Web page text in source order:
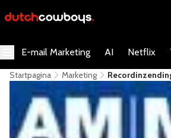
E-mail Marketing AI Netflix
Startpagina Marketing